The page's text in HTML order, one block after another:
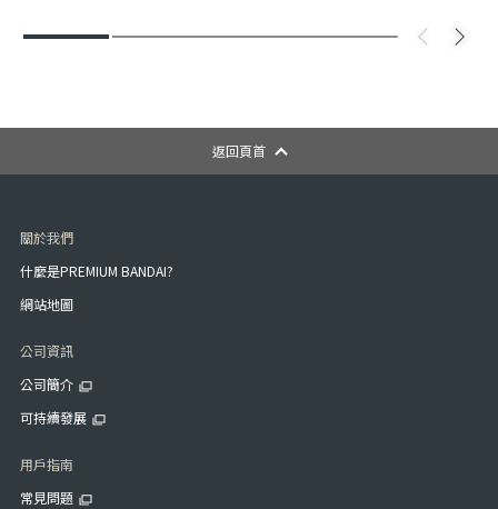
返回頁首
關於我們
什麼是PREMIUM BANDAI?
網站地圖
公司資訊
公司簡介
可持續發展
用戶指南
常見問題